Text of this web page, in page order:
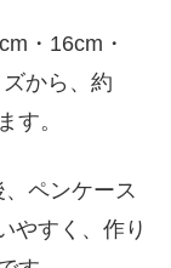
と種類を知
・16cm・
から、約
す。
ペンケース
やすく、作り